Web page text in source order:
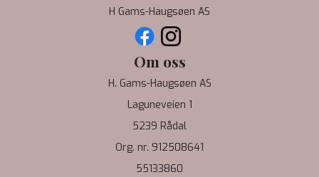
H Gams-Haugsøen AS
Om oss
H. Gams-Haugsøen AS
Laguneveien 1
5239 Rådal
Org. nr. 912508641
55133860